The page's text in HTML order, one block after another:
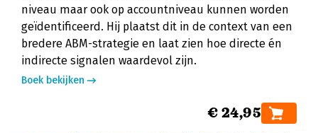
niveau maar ook op accountniveau kunnen worden
geïdentificeerd. Hij plaatst dit in de context van een
bredere ABM-strategie en laat zien hoe directe én
indirecte signalen waardevol zijn.
Boek bekijken
€ 24,95